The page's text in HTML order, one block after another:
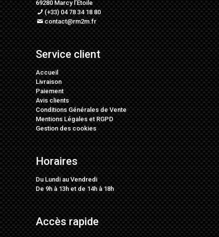
69280 Marcy l’Etoile
(+33) 04 78 34 18 80
contact@rm2m.fr
Service client
Accueil
Livraison
Paiement
Avis clients
Conditions Générales de Vente
Mentions LégalesetRGPD
Gestion des cookies
Horaires
Du Lundi au Vendredi
De 9h à 13h et de 14h à 18h
Accès rapide